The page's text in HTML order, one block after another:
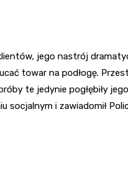
jego nastrój
towar na podłogę.
te jedynie pogłębiły
socjalnym i zawiadomił